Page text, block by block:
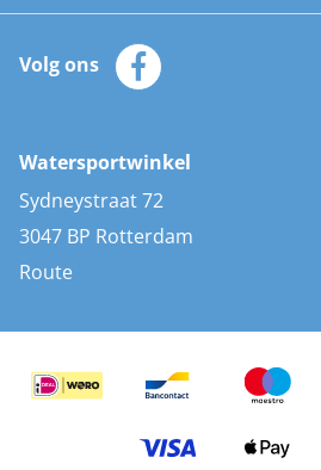
Automatische reddingsvesten
Zeilkleding
Zonnepanelen
AIS transponders
Stootwillen en fenders
Bootkussens
Zwemtrappen
Klantenservice
Merken
Volg ons
Watersportwinkel
Sydneystraat 72
3047 BP Rotterdam
Route